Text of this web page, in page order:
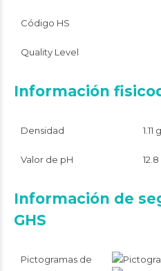
Código HS
Quality Level
Información
Densidad
Valor de pH
Información de
GHS
Pictogramas de